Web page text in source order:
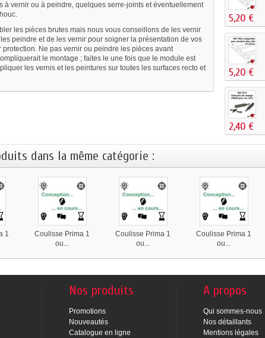
à vernir ou à peindre, quelques serre-joints et éventuellement
les pièces brutes mais nous vous conseillons de les vernir
peindre et de les vernir pour soigner la présentation de vos
protection. Ne pas vernir ou peindre les pièces avant
le montage ; faites le une fois que le module est
les vernis et les peintures sur toutes les surfaces recto et
5,20 €
5,20 €
2,40 €
dans la même catégorie :
1
Coulisse Prima 1
ou...
Coulisse Prima 1
ou...
Coulisse Prima 1
ou...
Nos produits
Promotions
Nouveautés
Catalogue en ligne
A propos
Qui sommes-nous
Nos détaillants
Mentions légales